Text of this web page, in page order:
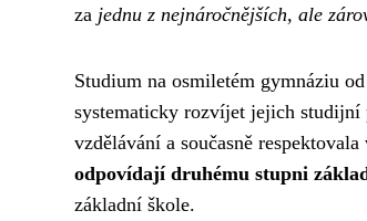
za jednu z nejnáročnějších, ale
Studium na osmiletém gymnáziu
systematicky rozvíjet jejich studijní
vzdělávání a současně
odpovídají druhému stupni
základní škole.